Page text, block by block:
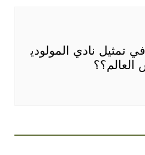
تمثيل نادي المولودي